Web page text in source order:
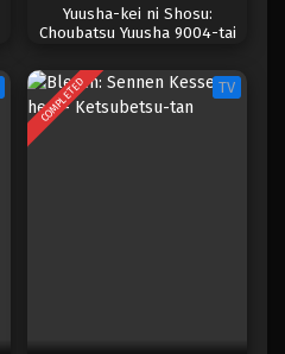
Yuusha-kei ni Shosu:
Choubatsu Yuusha 9004-tai
COMPLETED TV